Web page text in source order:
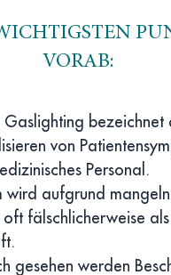
VORAB:
bezeichnet
von
Personal.
wird aufgrund
oft fälschlicherweise
gesehen werden